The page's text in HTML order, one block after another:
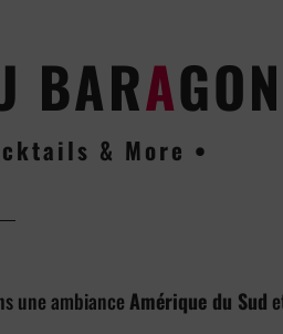
BARA
& More •
une ambiance Amérique du Sud